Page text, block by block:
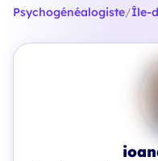
Psychogénéalogiste/Île-